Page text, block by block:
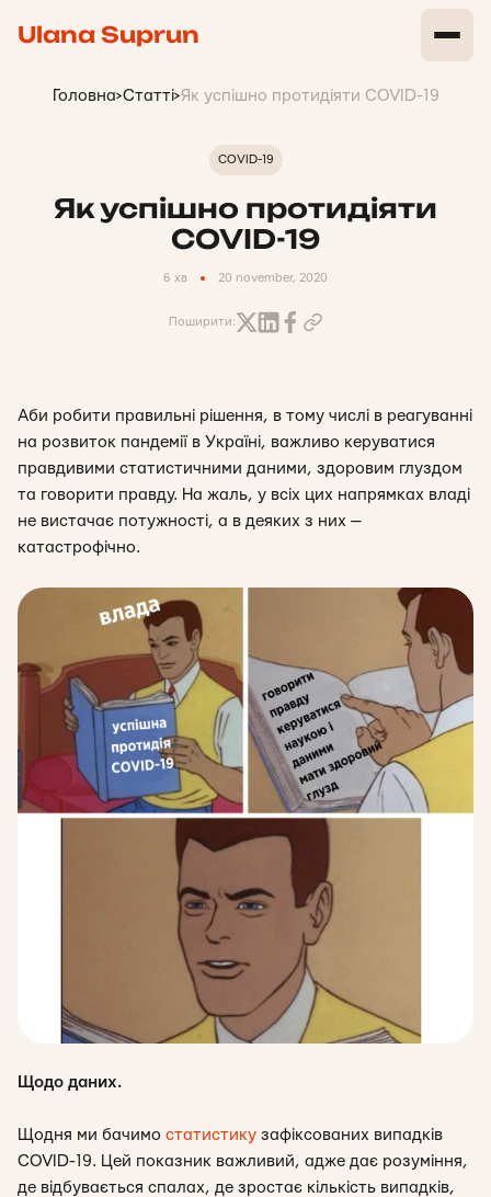
Ulana Suprun
Головна>Статті>Як успішно протидіяти COVID-19
COVID-19
Як успішно протидіяти
COVID-19
6 хв 20 november, 2020
Поширити:
Аби робити правильні рішення, в тому числі в реагуванні
на розвиток пандемії в Україні, важливо керуватися
правдивими статистичними даними, здоровим глуздом
та говорити правду. На жаль, у всіх цих напрямках владі
не вистачає потужності, а в деяких з них —
катастрофічно.
Щодо даних.
Щодня ми бачимо статистику зафіксованих випадків
COVID-19. Цей показник важливий, адже дає розуміння,
де відбувається спалах, де зростає кількість випадків,